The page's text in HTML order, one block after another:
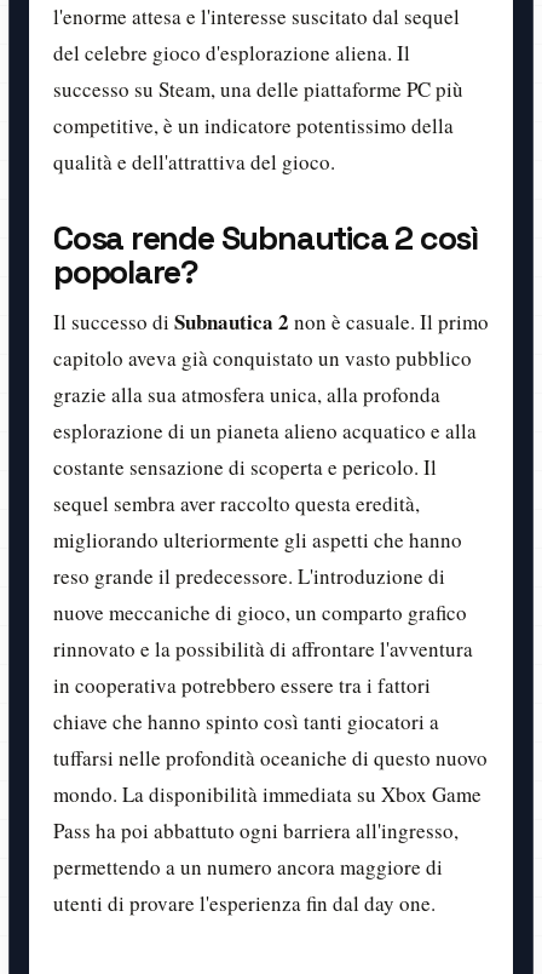
l'enorme attesa e l'interesse suscitato dal sequel
del celebre gioco d'esplorazione aliena. Il
successo su Steam, una delle piattaforme PC più
competitive, è un indicatore potentissimo della
qualità e dell'attrattiva del gioco.
Cosa rende Subnautica 2 così
popolare?
Il successo di Subnautica 2 non è casuale. Il primo
capitolo aveva già conquistato un vasto pubblico
grazie alla sua atmosfera unica, alla profonda
esplorazione di un pianeta alieno acquatico e alla
costante sensazione di scoperta e pericolo. Il
sequel sembra aver raccolto questa eredità,
migliorando ulteriormente gli aspetti che hanno
reso grande il predecessore. L'introduzione di
nuove meccaniche di gioco, un comparto grafico
rinnovato e la possibilità di affrontare l'avventura
in cooperativa potrebbero essere tra i fattori
chiave che hanno spinto così tanti giocatori a
tuffarsi nelle profondità oceaniche di questo nuovo
mondo. La disponibilità immediata su Xbox Game
Pass ha poi abbattuto ogni barriera all'ingresso,
permettendo a un numero ancora maggiore di
utenti di provare l'esperienza fin dal day one.